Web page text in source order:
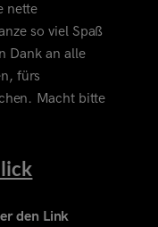
nette
so viel Spaß
Dank an alle
fürs
Macht bitte
den Link